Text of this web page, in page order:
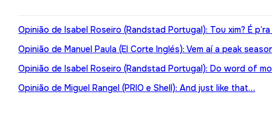
Opinião de Isabel Roseiro (Randstad Portugal): Tou xim? É p’ra
Opinião de Manuel Paula (El Corte Inglés): Vem aí a peak
Opinião de Isabel Roseiro (Randstad Portugal): Do word of
Opinião de Miguel Rangel (PRIO e Shell): And just like that…